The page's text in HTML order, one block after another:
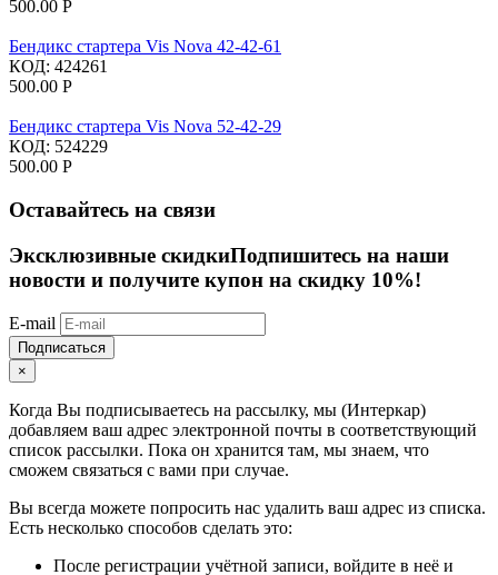
500.00 Р
Бендикс стартера Vis Nova 42-42-61
КОД: 424261
500.00 Р
Бендикс стартера Vis Nova 52-42-29
КОД: 524229
500.00 Р
Оставайтесь на связи
Эксклюзивные скидкиПодпишитесь на наши
новости и получите купон на скидку 10%!
E-mail
Подписаться
×
Когда Вы подписываетесь на рассылку, мы (Интеркар)
добавляем ваш адрес электронной почты в соответствующий
список рассылки. Пока он хранится там, мы знаем, что
сможем связаться с вами при случае.
Вы всегда можете попросить нас удалить ваш адрес из списка.
Есть несколько способов сделать это:
После регистрации учётной записи, войдите в неё и